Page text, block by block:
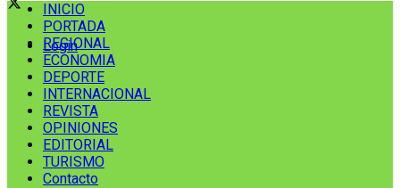
Login
INICIO
PORTADA
REGIONAL
ECONOMIA
DEPORTE
INTERNACIONAL
REVISTA
OPINIONES
EDITORIAL
TURISMO
Contacto